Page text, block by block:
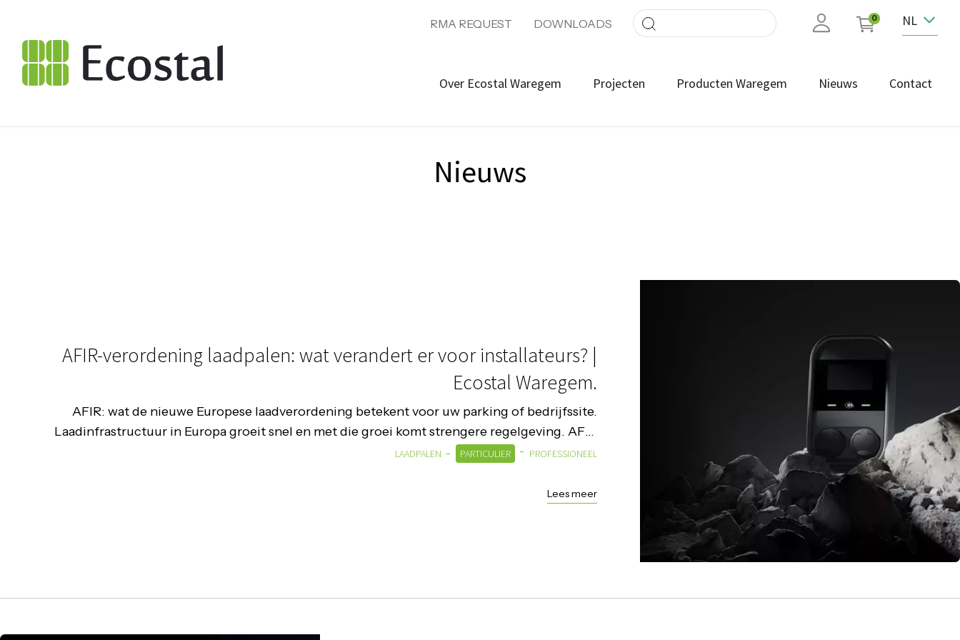
RMA REQUEST DOWNLOADS 0 NL
Over Ecostal Waregem Projecten Producten Waregem Nieuws Contact
Nieuws
AFIR-verordening laadpalen: wat verandert er voor installateurs? |
Ecostal Waregem.
AFIR: wat de nieuwe Europese laadverordening betekent voor uw parking of bedrijfssite.
Laadinfrastructuur in Europa groeit snel en met die groei komt strengere regelgeving. AFIR
(Alternative Fuels Inf...
LAADPALEN PARTICULIER PROFESSIONEEL
Lees meer